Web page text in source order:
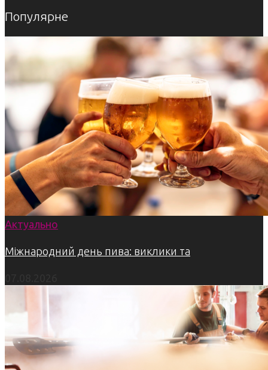
Популярне
Актуально
Міжнародний день пива: виклики та